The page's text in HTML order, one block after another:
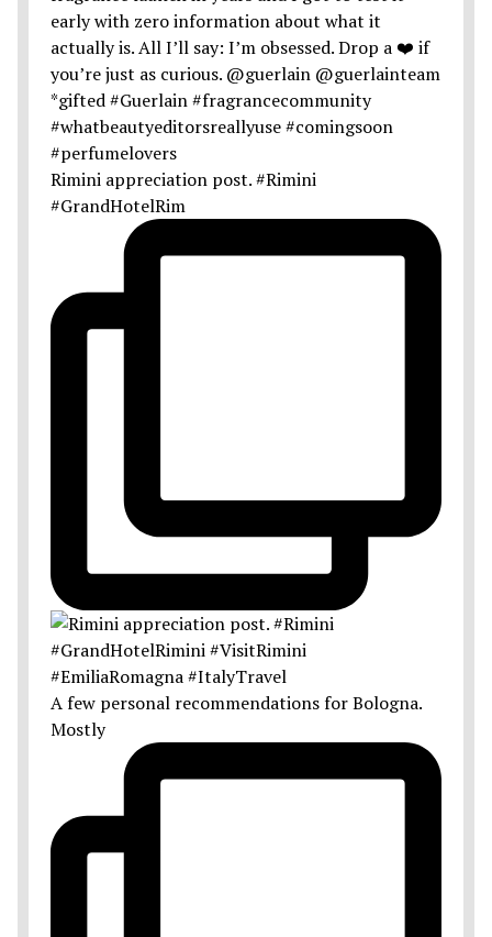
Rimini appreciation post. #Rimini
#GrandHotelRim
A few personal recommendations for Bologna.
Mostly